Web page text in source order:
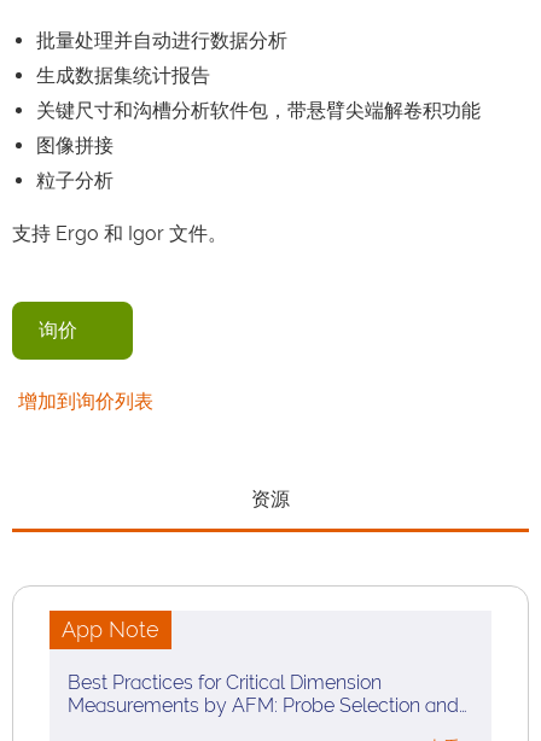
批量处理并自动进行数据分析
生成数据集统计报告
关键尺寸和沟槽分析软件包，带悬臂尖端解卷积功能
图像拼接
粒子分析
支持 Ergo 和 Igor 文件。
询价
增加到询价列表
资源
App Note
Best Practices for Critical Dimension
Measurements by AFM: Probe Selection and…